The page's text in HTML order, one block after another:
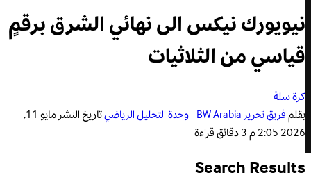
نيويورك نيكس الى نهائي الشرق برقمٍ
قياسي من الثلاثيات
كرة سلة
بقلمفريق تحرير BW Arabia - وحدة التحليل الرياضي تاريخ النشر
مايو 11,
2026 2:05 م
3 دقائق قراءة
Search Results